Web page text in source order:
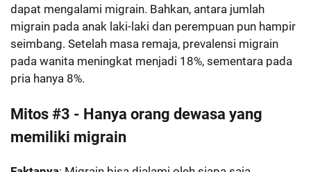
dapat mengalami migrain. Bahkan, antara jumlah
migrain pada anak laki-laki dan perempuan pun hampir
seimbang. Setelah masa remaja, prevalensi migrain
pada wanita meningkat menjadi 18%, sementara pada
pria hanya 8%.
Mitos #3 - Hanya orang dewasa yang
memiliki migrain